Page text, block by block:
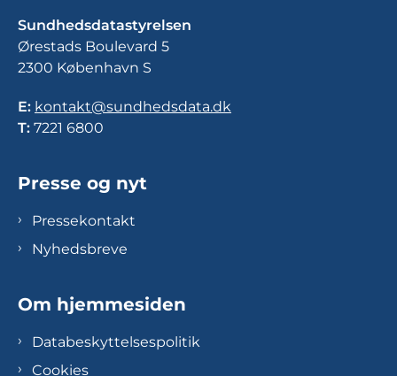
Sundhedsdatastyrelsen
Ørestads Boulevard 5
2300 København S
E: kontakt@sundhedsdata.dk
T: 7221 6800
Presse og nyt
Pressekontakt
Nyhedsbreve
Om hjemmesiden
Databeskyttelsespolitik
Cookies